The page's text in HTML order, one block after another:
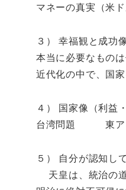
マネーの真実（米
３） 幸福観と成功
本当に必要なもの
近代化の中で、国
４） 国家像（利益
台湾問題 東アジ
５） 自分が認知し
天皇は、統治の